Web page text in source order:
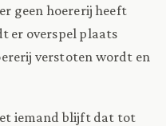
geen hoererij heeft
er overspel plaats
verstoten wordt en
iemand blijft dat tot